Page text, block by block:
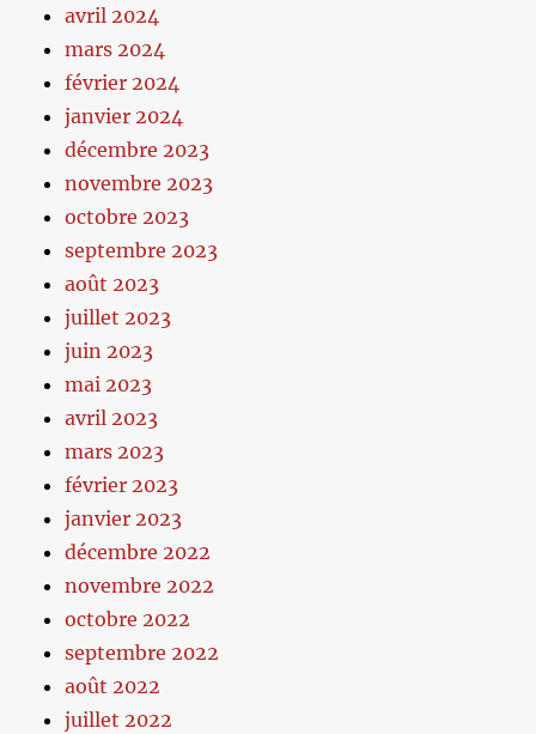
avril 2024
mars 2024
février 2024
janvier 2024
décembre 2023
novembre 2023
octobre 2023
septembre 2023
août 2023
juillet 2023
juin 2023
mai 2023
avril 2023
mars 2023
février 2023
janvier 2023
décembre 2022
novembre 2022
octobre 2022
septembre 2022
août 2022
juillet 2022